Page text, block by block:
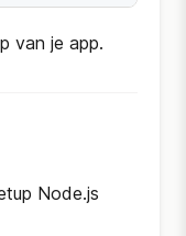
van je app.
Node.js